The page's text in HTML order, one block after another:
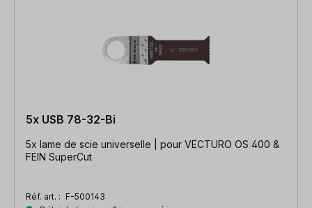
5x USB 78-32-Bi
5x lame de scie universelle | pour VECTURO OS 400 &
FEIN SuperCut
Réf. art. : F-500143